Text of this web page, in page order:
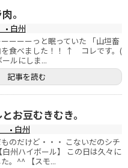
。
白州
ーーーっと眠っていた 「山垣畜
を食べました！！ ↑ コレです。(
ルにしま...
記事を読む
お豆むきむき。
• 白州
のだけど・・・ こないだのシチ
白州ハイボール】 この日は久々に
。^^ 【スモ...